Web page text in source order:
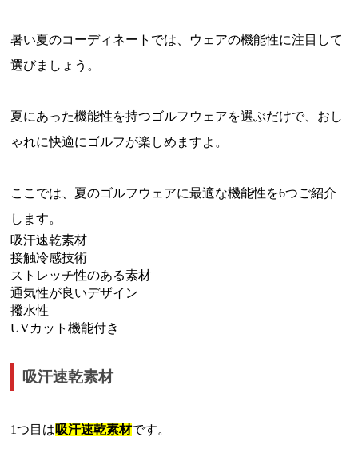
暑い夏のコーディネートでは、ウェアの機能性に注目して
選びましょう。
夏にあった機能性を持つゴルフウェアを選ぶだけで、おし
ゃれに快適にゴルフが楽しめますよ。
ここでは、夏のゴルフウェアに最適な機能性を6つご紹介
します。
吸汗速乾素材
接触冷感技術
ストレッチ性のある素材
通気性が良いデザイン
撥水性
UVカット機能付き
吸汗速乾素材
1つ目は吸汗速乾素材です。